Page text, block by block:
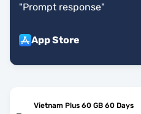
"Prompt response"
App Store
Vietnam Plus 60 GB 60 Days